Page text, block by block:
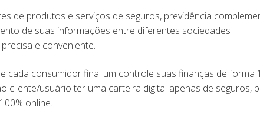
de produtos e serviços de seguros, previdência
de suas informações entre diferentes sociedades
e conveniente.
cada consumidor final um controle suas finanças de forma
cliente/usuário ter uma carteira digital apenas de seguros,
online.